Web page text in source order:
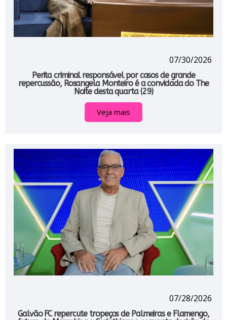
07/30/2026
Perita criminal responsável por casos de grande
repercussão, Rosangela Monteiro é a convidada do The
Noite desta quarta (29)
Veja mais
07/28/2026
Galvão FC repercute tropeços de Palmeiras e Flamengo,